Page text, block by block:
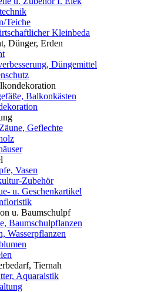
Teiche
Kleinbeda
Dünger, Erden
Düngemittel
Balkonkästen
Geflechte
Vasen
Zubehör
u. Geschenkartikel
u. Baumschulpf
Baumschulpflanzen
Wasserpflanzen
Tiernah
Aquaraistik